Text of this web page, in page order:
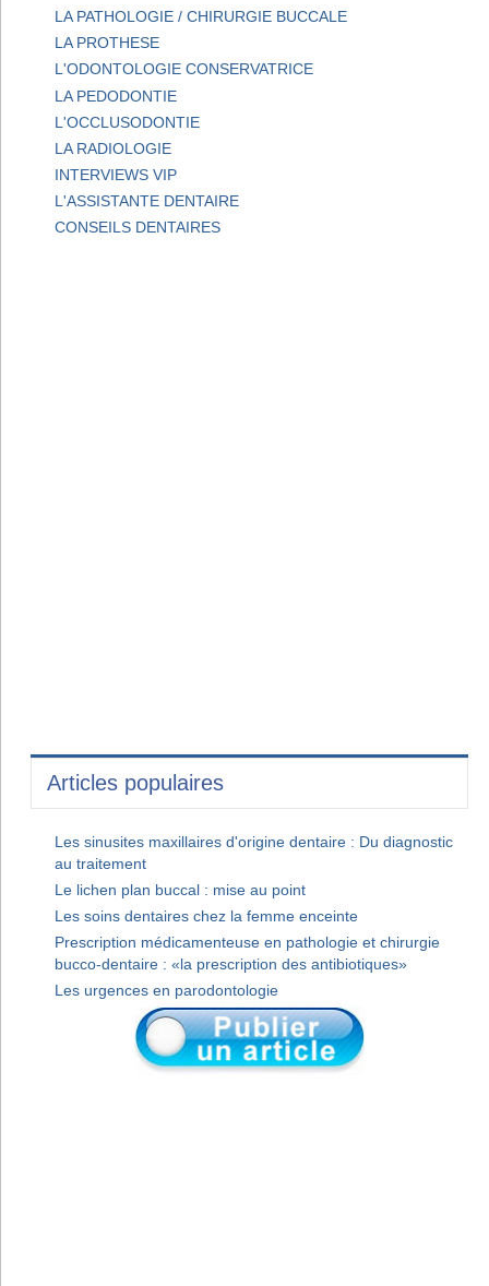
LA PATHOLOGIE / CHIRURGIE BUCCALE
LA PROTHESE
L'ODONTOLOGIE CONSERVATRICE
LA PEDODONTIE
L'OCCLUSODONTIE
LA RADIOLOGIE
INTERVIEWS VIP
L'ASSISTANTE DENTAIRE
CONSEILS DENTAIRES
Articles populaires
Les sinusites maxillaires d'origine dentaire : Du diagnostic
au traitement
Le lichen plan buccal : mise au point
Les soins dentaires chez la femme enceinte
Prescription médicamenteuse en pathologie et chirurgie
bucco-dentaire : «la prescription des antibiotiques»
Les urgences en parodontologie